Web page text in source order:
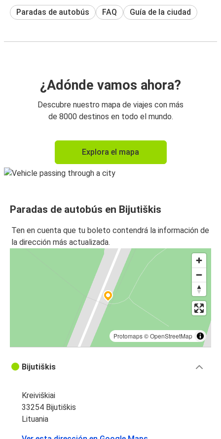
Paradas de autobús FAQ Guía de la ciudad
¿Adónde vamos ahora?
Descubre nuestro mapa de viajes con más
de 8000 destinos en todo el mundo.
Explora el mapa
Paradas de autobús en Bijutiškis
Ten en cuenta que tu boleto contendrá la información de
la dirección más actualizada.
Protomaps©OpenStreetMap
Bijutiškis
Kreiviškiai
33254 Bijutiškis
Lituania